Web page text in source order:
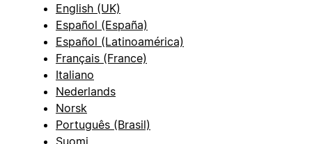
English (UK)
Español (España)
Español (Latinoamérica)
Français (France)
Italiano
Nederlands
Norsk
Português (Brasil)
Suomi